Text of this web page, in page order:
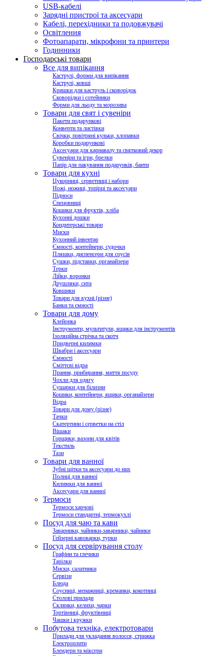
USB-кабелі
Зарядні пристрої та аксесуари
Кабелі, перехідники та подовжувачі
Освітлення
Фотоапарати, мікрофони та принтери
Годинники
Господарські товари
Все для випікання
Каструлі, форми для випікання
Каструлі, ковші
Кришки для каструль і сковорідок
Сковорідки і сотейники
Форми для льоду та морозива
Товари для свят і сувеніри
Пакети подарункові
Конверти та листівки
Свічки, повітряні кульки, хлопавки
Коробки подарункові
Аксесуари для карнавалу та святковий декор
Сувеніри та ігри, брелки
Папір для пакування подарунків, банти
Товари для кухні
Цукорниці, серветниці і набори
Ножі, ножиці, топірці та аксесуари
Підноси
Спецовниці
Кошики для фруктів, хліба
Кухонні дошки
Кондитерські товари
Миски
Кухонний інвентар
Ємності, контейнери, судочки
Пляшки, диспенсери для соусів
Сушки, підставки, органайзери
Терки
Лійки, воронки
Друшляки, сита
Ковшики
Товари для кухні (різне)
Банки та ємності
Товари для дому
Клейонка
Інструменти, мультитули, ящики для інструментів
Ізоляційна стрічка та скотч
Придверні килимки
Швабри і аксесуари
Ємності
Сміттєві відра
Прання, прибирання, миття посуду
Чохли для одягу
Сушарки для білизни
Кошики, контейнери, ящики, органайзери
Відра
Товари для дому (різне)
Тачки
Скатертини і серветки на стіл
Вішаки
Горщики, вазони для квітів
Текстиль
Тази
Товари для ванної
Зубні щітки та аксесуари до них
Полиці для ванної
Килимки для ванної
Аксесуари для ванної
Термоси
Термоси харчові
Термоси стандартні, термокухлі
Посуд для чаю та кави
Заварники, чайники-заварники, чайники
Гейзерні кавоварки, турки
Посуд для сервірування столу
Графіни та глечики
Тарілки
Миски, салатники
Сервізи
Блюда
Соусниці, менажниці, креманки, кокотниці
Столові прилади
Склянки, келихи, чарки
Тортівниці, фруктівниці
Чашки і кружки
Побутова техніка, електротовари
Прилади для укладання волосся, стрижка
Електроплити
Блендери та міксери